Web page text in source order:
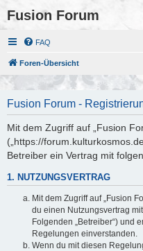
Fusion Forum
FAQ
Foren-Übersicht
Fusion Forum -
Mit dem Zugriff auf „Fusion
(„https://
Betreiber ein Vertrag mit
1. NUTZUNGSVERTRAG
Mit dem Zugriff auf „Fusion
du einen Nutzungsvertrag
Folgenden „Betreiber“) und
Regelungen einverstanden.
Wenn du mit diesen